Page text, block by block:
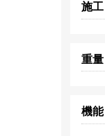
施工
重量
機能